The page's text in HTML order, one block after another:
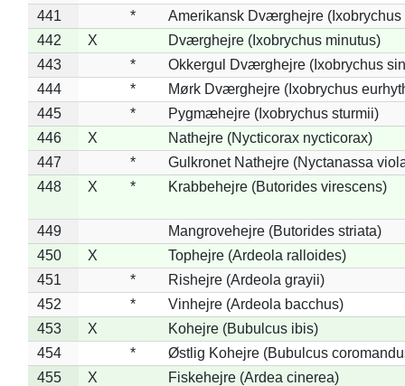
441
*
Amerikansk Dværghejre (Ixobrychus
442
X
Dværghejre (Ixobrychus minutus)
443
*
Okkergul Dværghejre (Ixobrychus
444
*
Mørk Dværghejre (Ixobrychus
445
*
Pygmæhejre (Ixobrychus sturmii)
446
X
Nathejre (Nycticorax nycticorax)
447
*
Gulkronet Nathejre (Nyctanassa
448
X * Krabbehejre (Butorides virescens)
449
Mangrovehejre (Butorides striata)
450
X
Tophejre (Ardeola ralloides)
451
*
Rishejre (Ardeola grayii)
452
*
Vinhejre (Ardeola bacchus)
453
X
Kohejre (Bubulcus ibis)
454
*
Østlig Kohejre (Bubulcus
455
X
Fiskehejre (Ardea cinerea)